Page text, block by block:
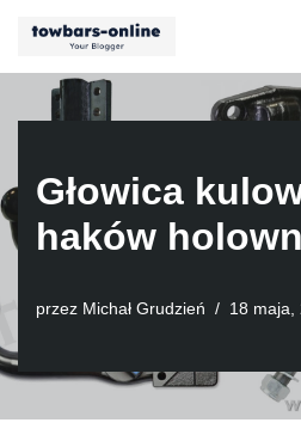
treści
Głowica
haków
przez Michał Grudzień 18 maja,